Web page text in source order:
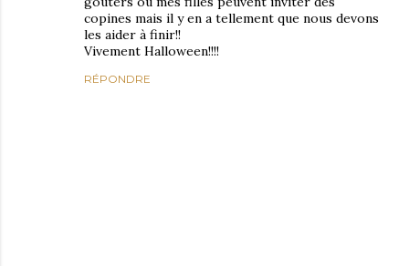
copines mais il y en a tellement que nous devons
les aider à finir!!
Vivement Halloween!!!!
RÉPONDRE